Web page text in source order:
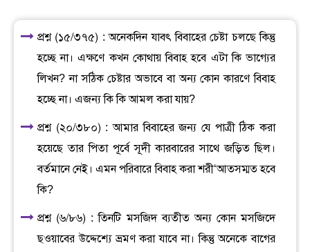
প্রশ্ন (১৫/৩৭৫) : অনেকদিন যাবৎ বিবাহের চেষ্টা চলছে কিন্তু
হচ্ছে না। এক্ষণে কখন কোথায় বিবাহ হবে এটা কি ভাগ্যের
লিখন? না সঠিক চেষ্টার অভাবে বা অন্য কোন কারণে বিবাহ
হচ্ছে না। এজন্য কি কি আমল করা যায়?
প্রশ্ন (২০/৩৮০) : আমার বিবাহের জন্য যে পাত্রী ঠিক করা
হয়েছে তার পিতা পূর্বে সূদী কারবারের সাথে জড়িত ছিল।
বর্তমানে নেই। এমন পরিবারে বিবাহ করা শরী‘আতসম্মত হবে
কি?
প্রশ্ন (৬/৮৬) : তিনটি মসজিদ ব্যতীত অন্য কোন মসজিদে
ছওয়াবের উদ্দেশ্যে ভ্রমণ করা যাবে না। কিন্তু অনেকে বাগের